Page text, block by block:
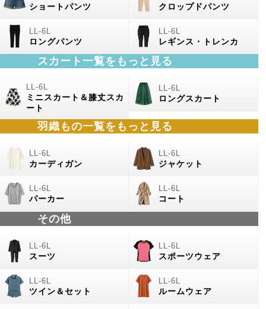
ショートパンツ クロップドパンツ
ロングパンツ レギンス・トレンカ
スカート一覧をもっと見る
ミニスカート＆膝丈スカ
ート
ロングスカート
羽織もの一覧をもっと見る
カーディガン ジャケット
パーカー コート
その他
スーツ スポーツウェア
ツイン＆セット ルームウェア